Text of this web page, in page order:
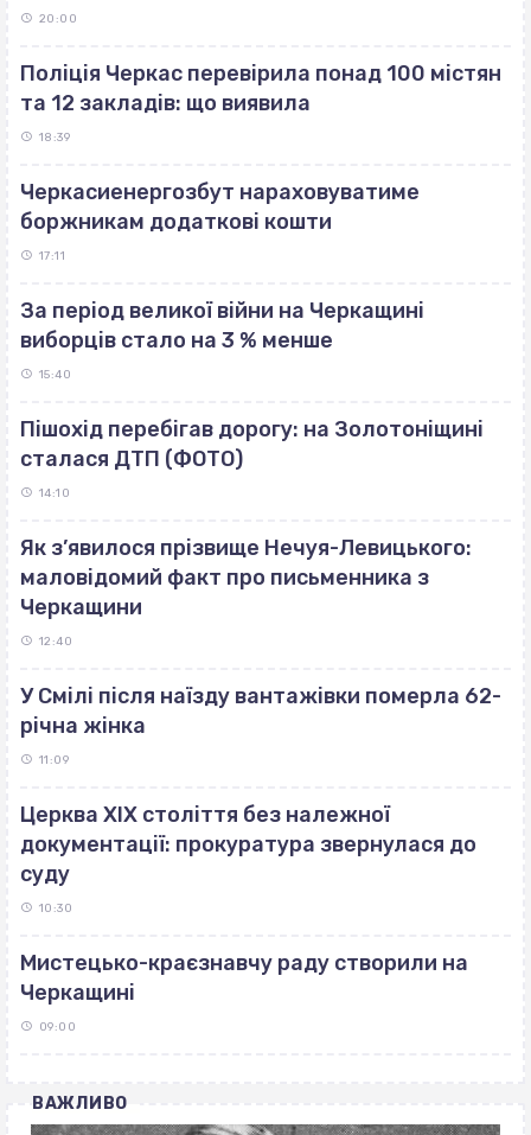
20:00
Поліція Черкас перевірила понад 100 містян
та 12 закладів: що виявила
18:39
Черкасиенергозбут нараховуватиме
боржникам додаткові кошти
17:11
За період великої війни на Черкащині
виборців стало на 3 % менше
15:40
Пішохід перебігав дорогу: на Золотоніщині
сталася ДТП (ФОТО)
14:10
Як з’явилося прізвище Нечуя-Левицького:
маловідомий факт про письменника з
Черкащини
12:40
У Смілі після наїзду вантажівки померла 62-
річна жінка
11:09
Церква ХІХ століття без належної
документації: прокуратура звернулася до
суду
10:30
Мистецько-краєзнавчу раду створили на
Черкащині
09:00
ВАЖЛИВО